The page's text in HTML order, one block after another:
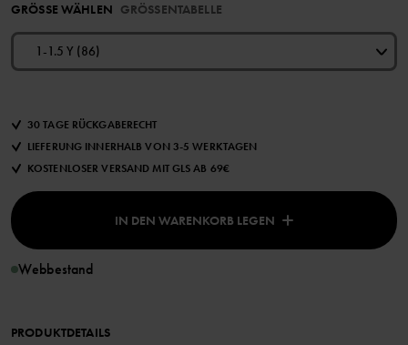
GRÖSSE WÄHLEN GRÖSSENTABELLE
1-1.5 Y (86)
30 TAGE RÜCKGABERECHT
LIEFERUNG INNERHALB VON 3-5 WERKTAGEN
KOSTENLOSER VERSAND MIT GLS AB 69€
IN DEN WARENKORB LEGEN
Webbestand
PRODUKTDETAILS